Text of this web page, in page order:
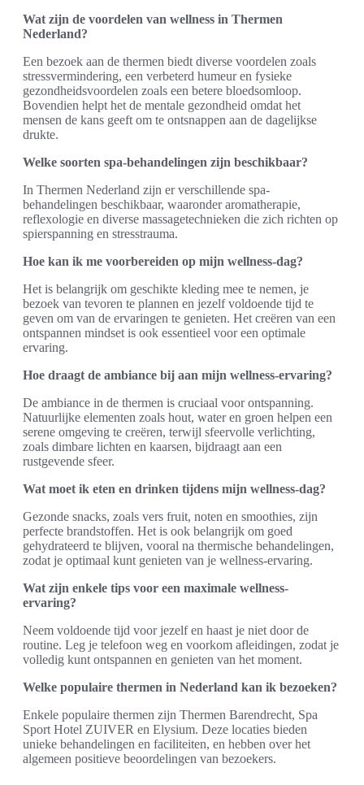
Wat zijn de voordelen van wellness in Thermen
Nederland?
Een bezoek aan de thermen biedt diverse voordelen zoals
stressvermindering, een verbeterd humeur en fysieke
gezondheidsvoordelen zoals een betere bloedsomloop.
Bovendien helpt het de mentale gezondheid omdat het
mensen de kans geeft om te ontsnappen aan de dagelijkse
drukte.
Welke soorten spa-behandelingen zijn beschikbaar?
In Thermen Nederland zijn er verschillende spa-
behandelingen beschikbaar, waaronder aromatherapie,
reflexologie en diverse massagetechnieken die zich richten op
spierspanning en stresstrauma.
Hoe kan ik me voorbereiden op mijn wellness-dag?
Het is belangrijk om geschikte kleding mee te nemen, je
bezoek van tevoren te plannen en jezelf voldoende tijd te
geven om van de ervaringen te genieten. Het creëren van een
ontspannen mindset is ook essentieel voor een optimale
ervaring.
Hoe draagt de ambiance bij aan mijn wellness-ervaring?
De ambiance in de thermen is cruciaal voor ontspanning.
Natuurlijke elementen zoals hout, water en groen helpen een
serene omgeving te creëren, terwijl sfeervolle verlichting,
zoals dimbare lichten en kaarsen, bijdraagt aan een
rustgevende sfeer.
Wat moet ik eten en drinken tijdens mijn wellness-dag?
Gezonde snacks, zoals vers fruit, noten en smoothies, zijn
perfecte brandstoffen. Het is ook belangrijk om goed
gehydrateerd te blijven, vooral na thermische behandelingen,
zodat je optimaal kunt genieten van je wellness-ervaring.
Wat zijn enkele tips voor een maximale wellness-
ervaring?
Neem voldoende tijd voor jezelf en haast je niet door de
routine. Leg je telefoon weg en voorkom afleidingen, zodat je
volledig kunt ontspannen en genieten van het moment.
Welke populaire thermen in Nederland kan ik bezoeken?
Enkele populaire thermen zijn Thermen Barendrecht, Spa
Sport Hotel ZUIVER en Elysium. Deze locaties bieden
unieke behandelingen en faciliteiten, en hebben over het
algemeen positieve beoordelingen van bezoekers.